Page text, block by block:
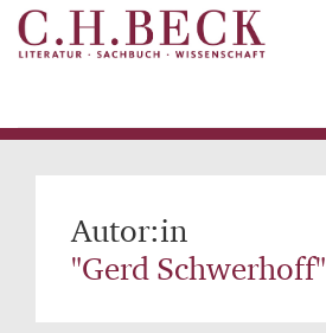
Autor:in
"Gerd Schwerhoff"